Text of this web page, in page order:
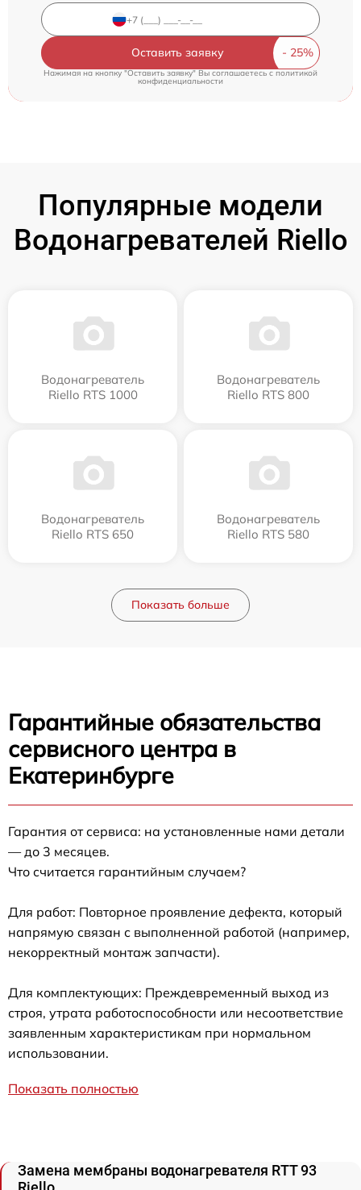
Оставить заявку
Нажимая на кнопку "Оставить заявку" Вы соглашаетесь c политикой
конфиденциальности
Популярные модели
Водонагревателей Riello
Водонагреватель
Riello RTS 1000
Водонагреватель
Riello RTS 800
Водонагреватель
Riello RTS 650
Водонагреватель
Riello RTS 580
Показать больше
Гарантийные обязательства
сервисного центра в
Екатеринбурге
Гарантия от сервиса: на установленные нами детали
— до 3 месяцев.
Что считается гарантийным случаем?
Для работ: Повторное проявление дефекта, который
напрямую связан с выполненной работой (например,
некорректный монтаж запчасти).
Для комплектующих: Преждевременный выход из
строя, утрата работоспособности или несоответствие
заявленным характеристикам при нормальном
использовании.
Показать полностью
Замена мембраны водонагревателя RTT 93